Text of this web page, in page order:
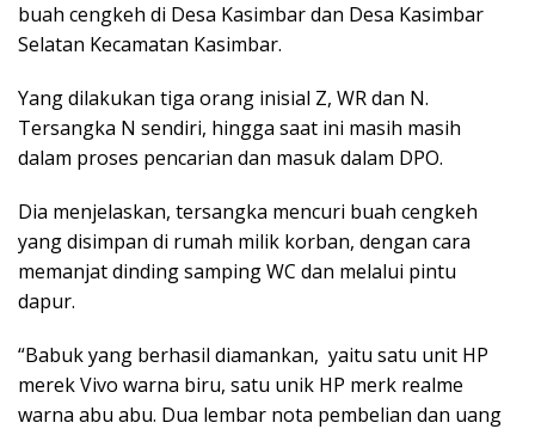
buah cengkeh di Desa Kasimbar dan Desa Kasimbar
Selatan Kecamatan Kasimbar.
Yang dilakukan tiga orang inisial Z, WR dan N.
Tersangka N sendiri, hingga saat ini masih masih
dalam proses pencarian dan masuk dalam DPO.
Dia menjelaskan, tersangka mencuri buah cengkeh
yang disimpan di rumah milik korban, dengan cara
memanjat dinding samping WC dan melalui pintu
dapur.
“Babuk yang berhasil diamankan, yaitu satu unit HP
merek Vivo warna biru, satu unik HP merk realme
warna abu abu. Dua lembar nota pembelian dan uang